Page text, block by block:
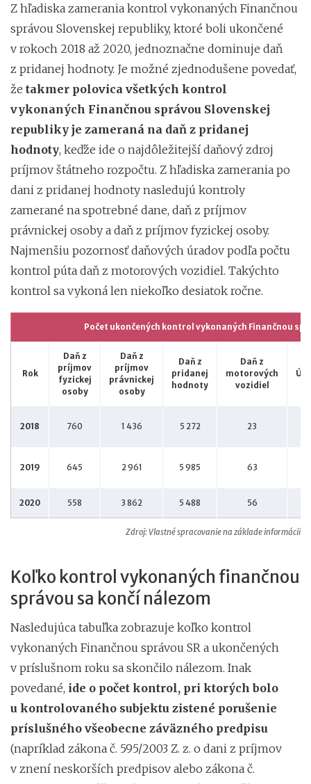
Z hľadiska zamerania kontrol vykonaných Finančnou
správou Slovenskej republiky, ktoré boli ukončené
v rokoch 2018 až 2020, jednoznačne dominuje daň
z pridanej hodnoty. Je možné zjednodušene povedať,
že takmer polovica všetkých kontrol
vykonaných Finančnou správou Slovenskej
republiky je zameraná na daň z pridanej
hodnoty, keďže ide o najdôležitejší daňový zdroj
príjmov štátneho rozpočtu. Z hľadiska zamerania po
dani z pridanej hodnoty nasledujú kontroly
zamerané na spotrebné dane, daň z príjmov
právnickej osoby a daň z príjmov fyzickej osoby.
Najmenšiu pozornosť daňových úradov podľa počtu
kontrol púta daň z motorových vozidiel. Takýchto
kontrol sa vykoná len niekoľko desiatok ročne.
Zdroj: Vlastné spracovanie na základe informácií z
Počet ukončených kontrol vykonaných Finančnou
Rok
Daň z
príjmov
fyzickej
osoby
Daň z
príjmov
právnickej
osoby
Daň z
pridanej
hodnoty
Daň z
motorových
vozidiel
2018 760 1 436 5 272 23
2019 645 2 961 5 985 63
2020 558 3 862 5 488 56
Koľko kontrol vykonaných finančnou
správou sa končí nálezom
Nasledujúca tabuľka zobrazuje koľko kontrol
vykonaných Finančnou správou SR a ukončených
v príslušnom roku sa skončilo nálezom. Inak
povedané, ide o počet kontrol, pri ktorých bolo
u kontrolovaného subjektu zistené porušenie
príslušného všeobecne záväzného predpisu
(napríklad zákona č. 595/2003 Z. z. o dani z príjmov
v znení neskorších predpisov alebo zákona č.